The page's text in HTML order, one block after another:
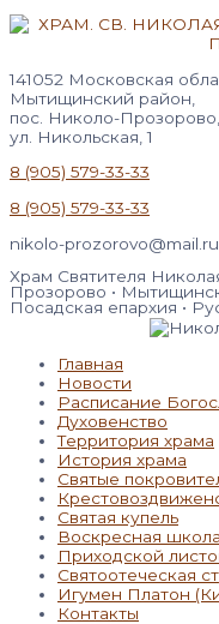
141052 Московская
Мытищинский район,
пос. Николо-Прозорово,
ул. Никольская, 1
8 (905) 579-33-33
8 (905) 579-33-33
nikolo-prozorovo@mail.ru
Храм Святителя
Прозорово •
Посадская епархия •
Главная
Новости
Расписание
Духовенство
Территория храма
История храма
Святые
Святая купель
Воскресная школа
Приходской
Святоотеческая
Игумен Платон
Контакты